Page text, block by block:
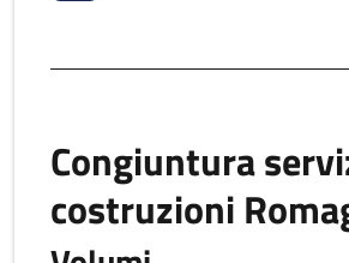
Congiuntura
costruzioni